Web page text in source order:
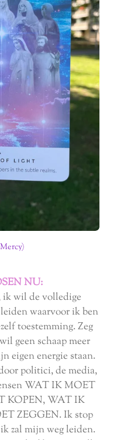
NU:
ik wil de volledige
waarvoor ik ben
toestemming. Zeg
geen schaap meer
eigen energie staan.
politici, de media,
WAT IK MOET
KOPEN, WAT IK
ZEGGEN. Ik stop
zal mijn weg leiden.